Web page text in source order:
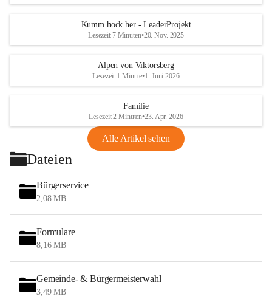
Kumm hock her - LeaderProjekt
Lesezeit 7 Minuten•20. Nov. 2025
Alpen von Viktorsberg
Lesezeit 1 Minute•1. Juni 2026
Familie
Lesezeit 2 Minuten•23. Apr. 2026
Alle Artikel sehen
Dateien
Bürgerservice
2,08 MB
Formulare
8,16 MB
Gemeinde- & Bürgermeisterwahl
3,49 MB